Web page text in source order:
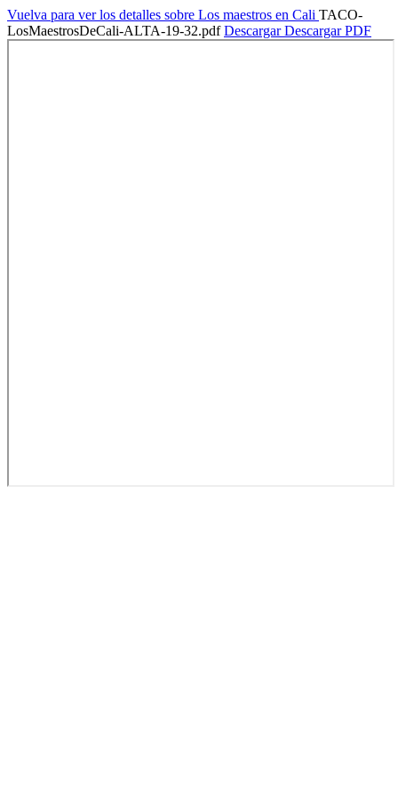
Vuelva para ver los detalles sobre Los maestros en Cali TACO-
LosMaestrosDeCali-ALTA-19-32.pdfDescargarDescargar PDF